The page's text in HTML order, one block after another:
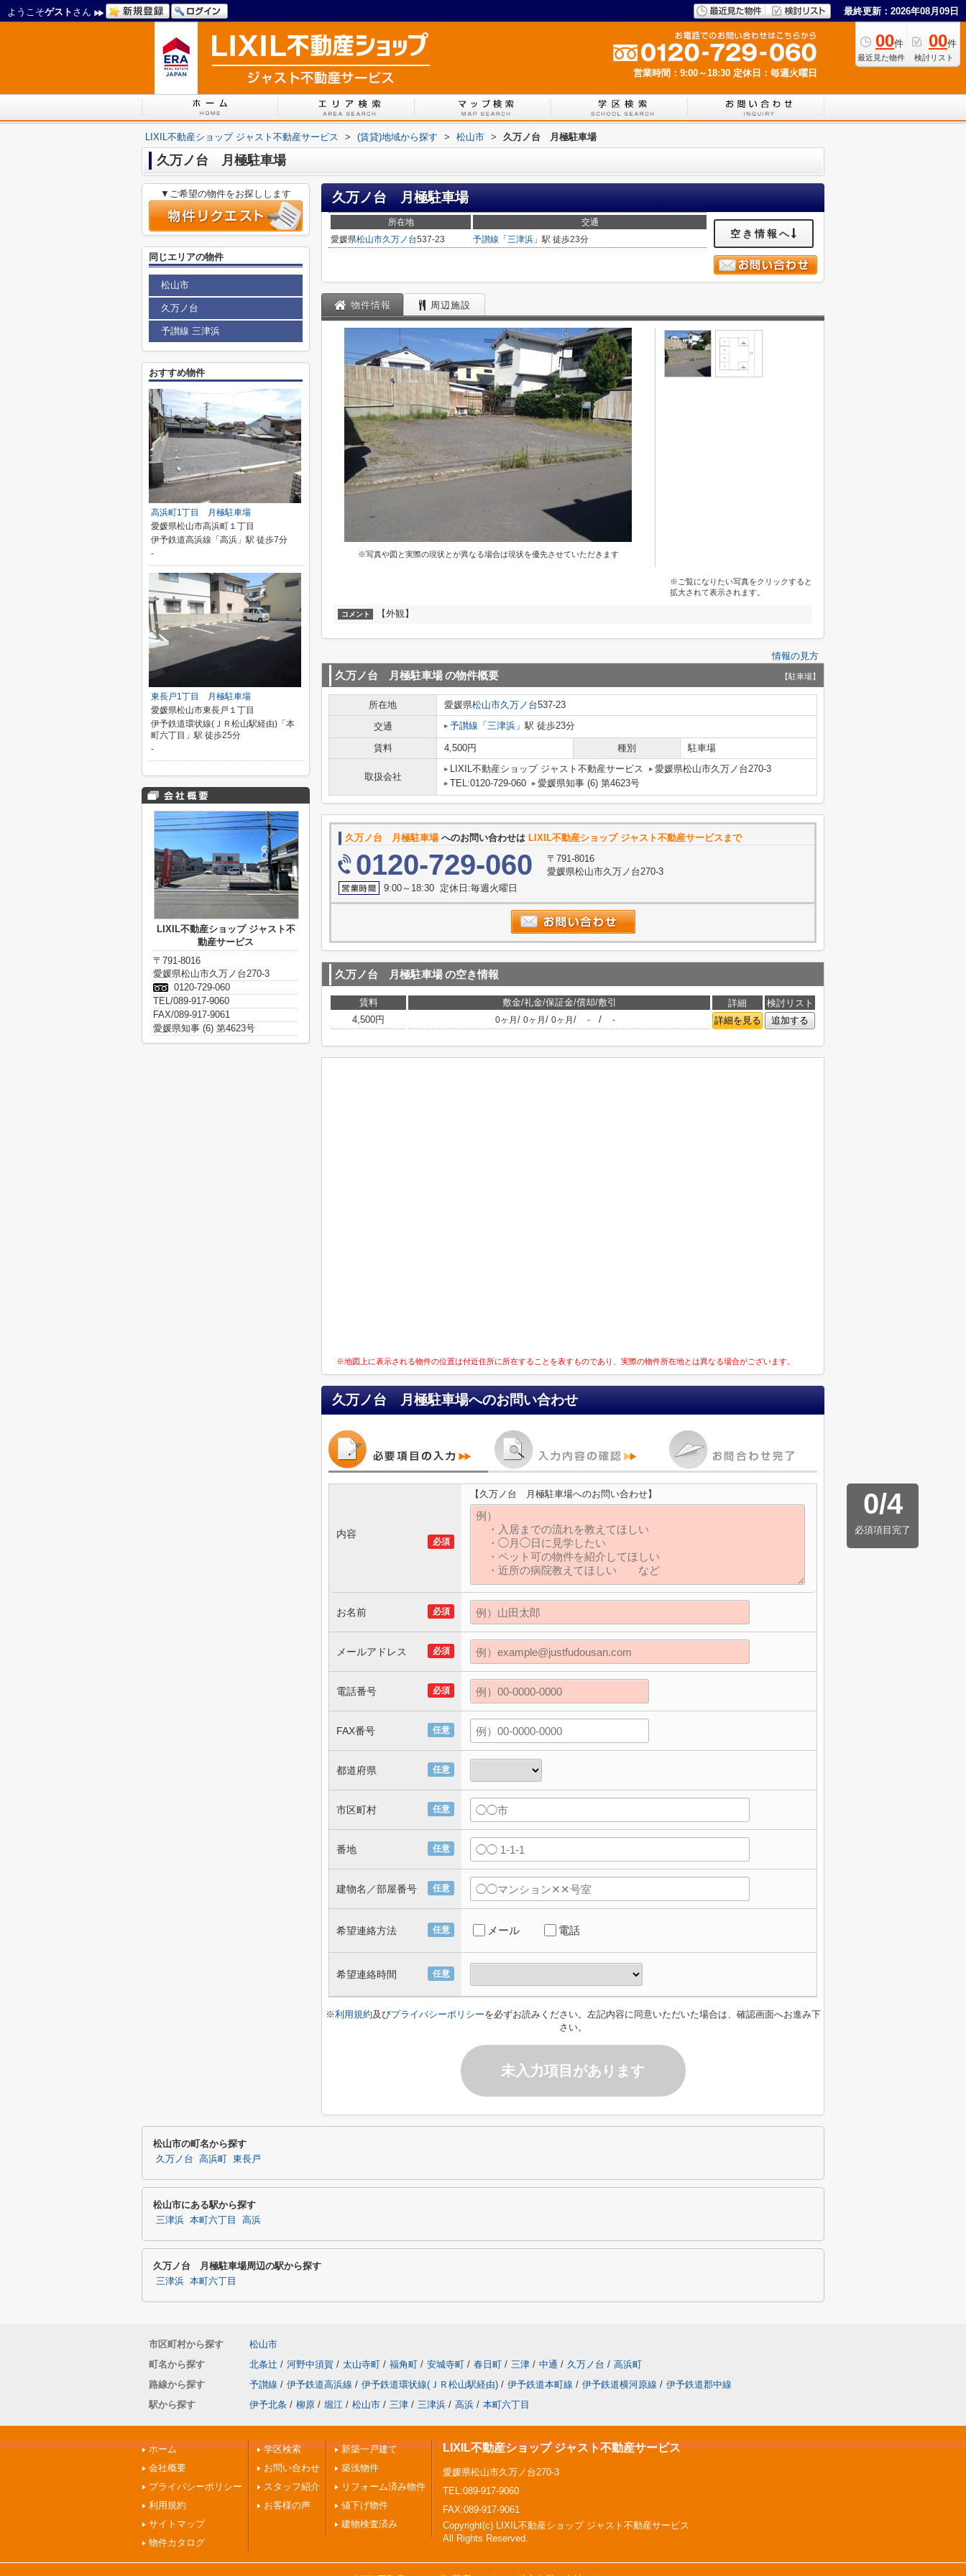
ようこそゲスト さん 最終更新：2026年08月09日
00件
最近見た物件
00件
検討リスト
営業時間：9:00～18:30 定休日：毎週火曜日
LIXIL不動産ショップ ジャスト不動産サービス > (賃貸)地域から探す > 松山市 > 久万ノ台 月極駐車場
久万ノ台 月極駐車場
久万ノ台 月極駐車場
所在地
交通
愛媛県松山市久万ノ台537-23 予讃線 「 三津浜 」駅 徒歩23分 空き情報へ
物件情報 周辺施設
※写真や図と実際の現状とが異なる場合は現状を優先させていただきます
※ご覧になりたい写真をクリックすると
拡大されて表示されます。
コメント 【外観】
情報の見方
久万ノ台 月極駐車場の物件概要 【駐車場】
所在地 愛媛県松山市久万ノ台537-23
交通
予讃線 「 三津浜 」駅 徒歩23分
賃料 4,500円 種別 駐車場
取扱会社
LIXIL不動産ショップ ジャスト不動産サービス
愛媛県松山市久万ノ台270-3
TEL:0120-729-060
愛媛県知事 (6) 第4623号
久万ノ台 月極駐車場へのお問い合わせは LIXIL不動産ショップ ジャスト不動産サービスまで
0120-729-060
〒791-8016
愛媛県松山市久万ノ台270-3
9:00～18:30 定休日:毎週火曜日
久万ノ台 月極駐車場の空き情報
賃料 敷金/礼金/保証金/償却/敷引 詳細
検討リスト
4,500円
0ヶ月 / 0ヶ月 / 0ヶ月 / - / - 詳細を見る 追加する
※地図上に表示される物件の位置は付近住所に所在することを表すものであり、実際の物件所在地とは異なる場合がございます。
久万ノ台 月極駐車場へのお問い合わせ
0/4
必須項目完了
必須
内容
【久万ノ台 月極駐車場へのお問い合わせ】
必須
お名前
必須
メールアドレス
必須
電話番号
任意
FAX番号
任意
都道府県
任意
市区町村
任意
番地
任意
建物名／部屋番号
任意
希望連絡方法 メール 電話
任意
希望連絡時間
※利用規約及びプライバシーポリシーを必ずお読みください。左記内容に同意いただいた場合は、確認画面へお進み下
さい。
未入力項目があります
▼ご希望の物件をお探しします
同じエリアの物件
松山市
久万ノ台
予讃線 三津浜
おすすめ物件
高浜町1丁目 月極駐車場
愛媛県松山市高浜町１丁目
伊予鉄道高浜線「高浜」駅 徒歩7分
-
東長戸1丁目 月極駐車場
愛媛県松山市東長戸１丁目
伊予鉄道環状線(ＪＲ松山駅経由)「本
町六丁目」駅 徒歩25分
-
LIXIL不動産ショップ ジャスト不
動産サービス
〒791-8016
愛媛県松山市久万ノ台270-3
0120-729-060
TEL/089-917-9060
FAX/089-917-9061
愛媛県知事 (6) 第4623号
松山市の町名から探す
久万ノ台 高浜町 東長戸
松山市にある駅から探す
三津浜 本町六丁目 高浜
久万ノ台 月極駐車場周辺の駅から探す
三津浜 本町六丁目
市区町村から探す
松山市
町名から探す
北条辻 / 河野中須賀 / 太山寺町 / 福角町 / 安城寺町 / 春日町 / 三津 / 中通 / 久万ノ台 / 高浜町
路線から探す
予讃線 / 伊予鉄道高浜線 / 伊予鉄道環状線(ＪＲ松山駅経由) / 伊予鉄道本町線 / 伊予鉄道横河原線 / 伊予鉄道郡中線
駅から探す
伊予北条 / 柳原 / 堀江 / 松山市 / 三津 / 三津浜 / 高浜 / 本町六丁目
ホーム
会社概要
プライバシーポリシー
利用規約
サイトマップ
物件カタログ
学区検索
お問い合わせ
スタッフ紹介
お客様の声
新築一戸建て
築浅物件
リフォーム済み物件
値下げ物件
建物検査済み
LIXIL不動産ショップ ジャスト不動産サービス
愛媛県松山市久万ノ台270-3
TEL:089-917-9060
FAX:089-917-9061
Copyright(c) LIXIL不動産ショップ ジャスト不動産サービス
All Rights Reserved.